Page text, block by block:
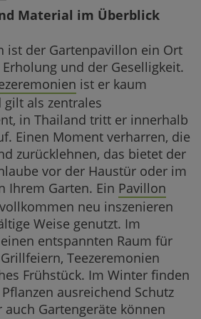
Material im Überblick
ist der Gartenpavillon ein Ort
Erholung und der Geselligkeit.
ist er kaum
als zentrales
in Thailand tritt er innerhalb
Einen Moment verharren, die
zurücklehnen, das bietet der
vor der Haustür oder im
Ihrem Garten. Ein Pavillon
neu inszenieren
Weise genutzt. Im
entspannten Raum für
Teezeremonien
Frühstück. Im Winter finden
ausreichend Schutz
auch Gartengeräte können
Weitere